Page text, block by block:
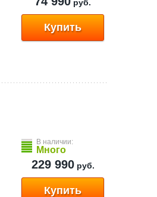
руб.
Купить
В наличии:
Много
229 990руб.
Купить